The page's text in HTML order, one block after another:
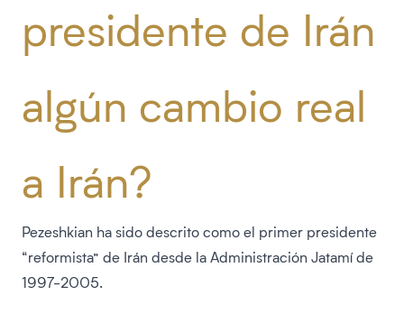
presidente de Irán
algún cambio real
a Irán?
Pezeshkian ha sido descrito como el primer presidente
“reformista” de Irán desde la Administración Jatamí de
1997-2005.